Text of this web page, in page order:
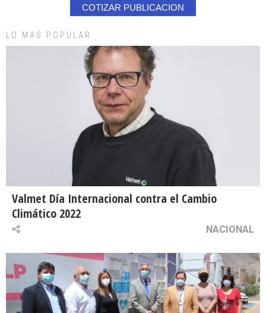
COTIZAR PUBLICACION
LO MAS POPULAR
Valmet Día Internacional contra el Cambio
Climático 2022
NACIONAL